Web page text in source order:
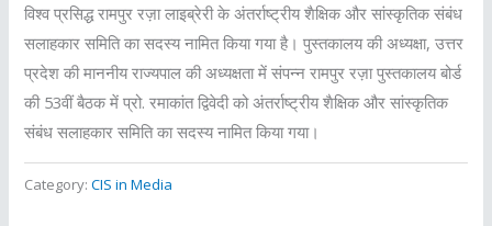
विश्व प्रसिद्ध रामपुर रज़ा लाइब्रेरी के अंतर्राष्ट्रीय शैक्षिक और सांस्कृतिक संबंध
सलाहकार समिति का सदस्य नामित किया गया है। पुस्तकालय की अध्यक्षा, उत्तर
प्रदेश की माननीय राज्यपाल की अध्यक्षता में संपन्न रामपुर रज़ा पुस्तकालय बोर्ड
की 53वीं बैठक में प्रो. रमाकांत द्विवेदी को अंतर्राष्ट्रीय शैक्षिक और सांस्कृतिक
संबंध सलाहकार समिति का सदस्य नामित किया गया।
Category:CIS in Media